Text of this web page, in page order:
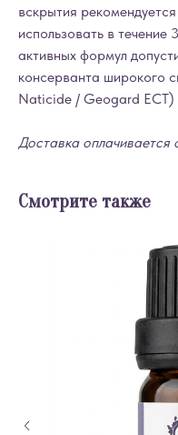
вскрытия
использовать в
активных формул
консерванта широкого
Naticide / Geogard ECT)
Доставка оплачивается
Смотрите также